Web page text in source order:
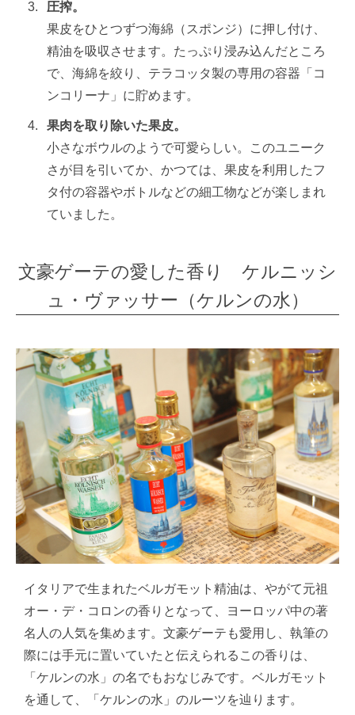
圧搾。
果皮をひとつずつ海綿（スポンジ）に押し付け、
精油を吸収させます。たっぷり浸み込んだところ
で、海綿を絞り、テラコッタ製の専用の容器「コ
ンコリーナ」に貯めます。
果肉を取り除いた果皮。
小さなボウルのようで可愛らしい。このユニーク
さが目を引いてか、かつては、果皮を利用したフ
タ付の容器やボトルなどの細工物などが楽しまれ
ていました。
文豪ゲーテの愛した香り ケルニッシ
ュ・ヴァッサー（ケルンの水）
イタリアで生まれたベルガモット精油は、やがて元祖
オー・デ・コロンの香りとなって、ヨーロッパ中の著
名人の人気を集めます。文豪ゲーテも愛用し、執筆の
際には手元に置いていたと伝えられるこの香りは、
「ケルンの水」の名でもおなじみです。ベルガモット
を通して、「ケルンの水」のルーツを辿ります。